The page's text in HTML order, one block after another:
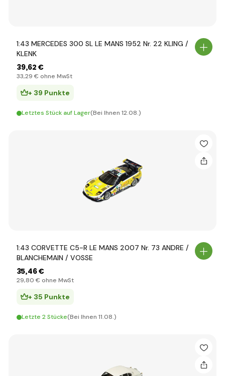
1:43 MERCEDES 300 SL LE MANS 1952 Nr. 22 KLING /
KLENK
39,62 €
33,29 € ohne MwSt
+ 39 Punkte
Letztes Stück auf Lager(Bei Ihnen 12.08.)
1:43 CORVETTE C5-R LE MANS 2007 Nr. 73 ANDRE /
BLANCHEMAIN / VOSSE
35,46 €
29,80 € ohne MwSt
+ 35 Punkte
Letzte 2 Stücke(Bei Ihnen 11.08.)